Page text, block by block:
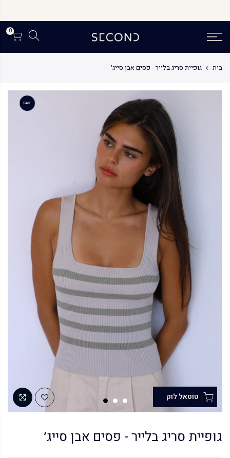
0
בית גופיית סריג בלייר - פסים אבן סייג׳
SALE
גופיית סריג בלייר - פסים אבן סייג׳